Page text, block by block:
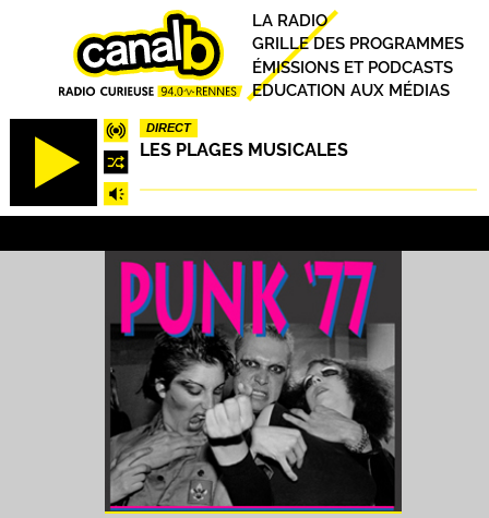
DIRECT
LES PLAGES MUSICALES
Principal
LA RADIO
GRILLE DES PROGRAMMES
ÉMISSIONS ET PODCASTS
EDUCATION AUX MÉDIAS